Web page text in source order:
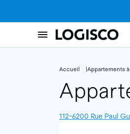
Accueil Appartements
112-6200 Rue Paul